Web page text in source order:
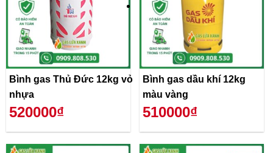
Bình gas Thủ Đức 12kg vỏ
nhựa
520000₫
Bình gas dầu khí 12kg
màu vàng
510000₫